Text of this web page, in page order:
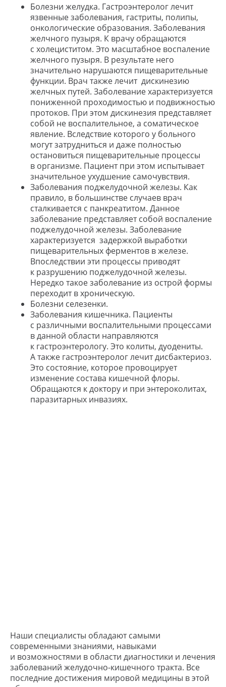
Болезни желудка. Гастроэнтеролог лечит
язвенные заболевания, гастриты, полипы,
онкологические образования. Заболевания
желчного пузыря. К врачу обращаются
с холециститом. Это масштабное воспаление
желчного пузыря. В результате него
значительно нарушаются пищеварительные
функции. Врач также лечит дискинезию
желчных путей. Заболевание характеризуется
пониженной проходимостью и подвижностью
протоков. При этом дискинезия представляет
собой не воспалительное, а соматическое
явление. Вследствие которого у больного
могут затрудниться и даже полностью
остановиться пищеварительные процессы
в организме. Пациент при этом испытывает
значительное ухудшение самочувствия.
Заболевания поджелудочной железы. Как
правило, в большинстве случаев врач
сталкивается с панкреатитом. Данное
заболевание представляет собой воспаление
поджелудочной железы. Заболевание
характеризуется задержкой выработки
пищеварительных ферментов в железе.
Впоследствии эти процессы приводят
к разрушению поджелудочной железы.
Нередко такое заболевание из острой формы
переходит в хроническую.
Болезни селезенки.
Заболевания кишечника. Пациенты
с различными воспалительными процессами
в данной области направляются
к гастроэнтерологу. Это колиты, дуодениты.
А также гастроэнтеролог лечит дисбактериоз.
Это состояние, которое провоцирует
изменение состава кишечной флоры.
Обращаются к доктору и при энтероколитах,
паразитарных инвазиях.
Наши специалисты обладают самыми
современными знаниями, навыками
и возможностями в области диагностики и лечения
заболеваний желудочно-кишечного тракта. Все
последние достижения мировой медицины в этой
медицинские центры
ЗДОРОВЬЕ НАЦИИ